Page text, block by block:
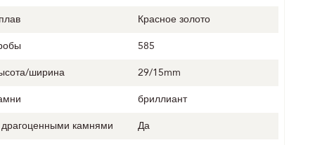
Красное золото
585
ширина
29/15mm
бриллиант
камнями
Да